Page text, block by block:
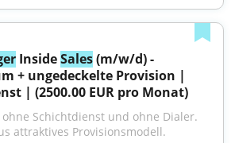
Inside Sales (m/w/d) -
+ ungedeckelte Provision |
| (2500.00 EUR pro Monat)
ohne Schichtdienst und ohne Dialer.
attraktives Provisionsmodell.